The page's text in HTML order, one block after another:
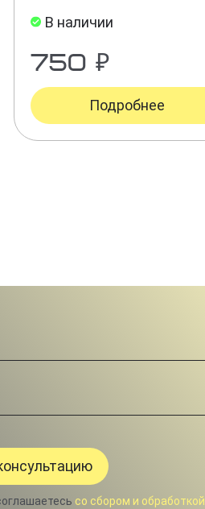
В наличии
750 ₽
Подробнее
со сбором и обработкой